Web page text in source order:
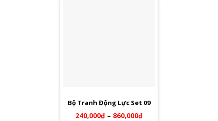
Bộ Tranh Động Lực Set 09
240,000₫ – 860,000₫